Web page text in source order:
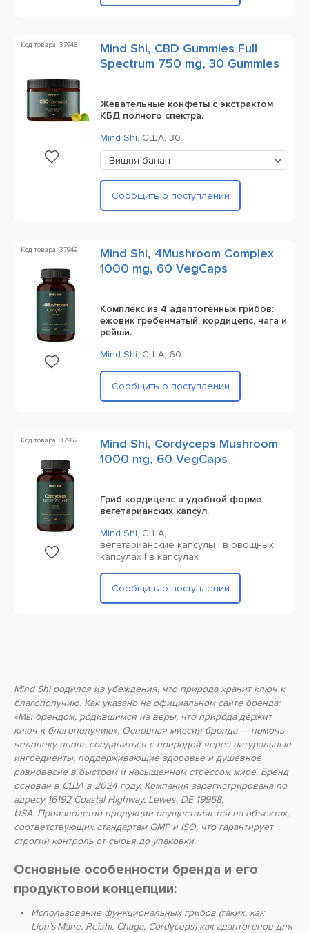
Код товара: 37948
Mind Shi, CBD Gummies Full
Spectrum 750 mg, 30 Gummies
Жевательные конфеты с экстрактом
КБД полного спектра.
Mind Shi, США, 30
Вишня банан
Сообщить о поступлении
Код товара: 37949
Mind Shi, 4Mushroom Complex
1000 mg, 60 VegCaps
Комплекс из 4 адаптогенных грибов:
ежовик гребенчатый, кордицепс, чага и
рейши.
Mind Shi, США, 60
Сообщить о поступлении
Код товара: 37962
Mind Shi, Cordyceps Mushroom
1000 mg, 60 VegCaps
Гриб кордицепс в удобной форме
вегетарианских капсул.
Mind Shi, США,
вегетарианские капсулы | в овощных
капсулах | в капсулах
Сообщить о поступлении
Mind Shi родился из убеждения, что природа хранит ключ к
благополучию. Как указано на официальном сайте бренда:
«Мы брендом, родившимся из веры, что природа держит
ключ к благополучию». Основная миссия бренда — помочь
человеку вновь соединиться с природой через натуральные
ингредиенты, поддерживающие здоровье и душевное
равновесие в быстром и насыщенном стрессом мире. Бренд
основан в США в 2024 году. Компания зарегистрирована по
адресу 16192 Coastal Highway, Lewes, DE 19958,
USA. Производство продукции осуществляется на объектах,
соответствующих стандартам GMP и ISO, что гарантирует
строгий контроль от сырья до упаковки.
Основные особенности бренда и его
продуктовой концепции:
Использование функциональных грибов (таких, как
Lion’s Mane, Reishi, Chaga, Cordyceps) как адаптогенов для